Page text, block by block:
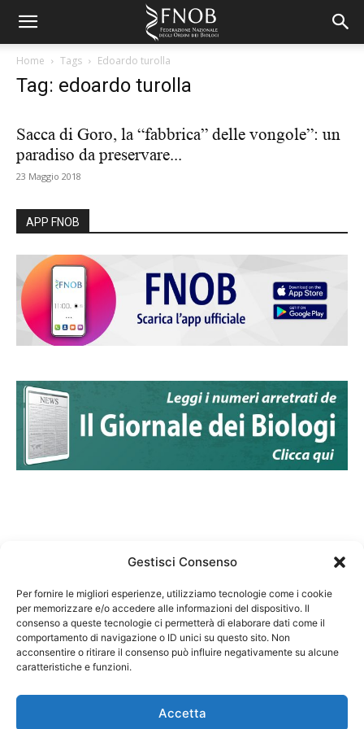
Gestisci Consenso
Per fornire le migliori esperienze, utilizziamo tecnologie come i cookie
per memorizzare e/o accedere alle informazioni del dispositivo. Il
consenso a queste tecnologie ci permetterà di elaborare dati come il
comportamento di navigazione o ID unici su questo sito. Non
acconsentire o ritirare il consenso può influire negativamente su alcune
caratteristiche e funzioni.
Accetta
Home Tags Edoardo turolla
Tag: edoardo turolla
Sacca di Goro, la “fabbrica” delle vongole”: un
paradiso da preservare...
23 Maggio 2018
APP FNOB
Federazione Nazionale Degli Ordini dei Biologi:
codice fiscale 80069130583
Responsabile sito internet www.fnob.it: Vincenzo